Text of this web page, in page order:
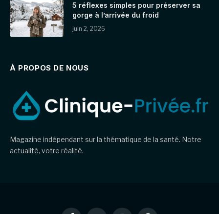
5 réflexes simples pour préserver sa
gorge à l’arrivée du froid
juin 2, 2026
À PROPOS DE NOUS
Magazine indépendant sur la thématique de la santé. Notre
actualité, votre réalité.